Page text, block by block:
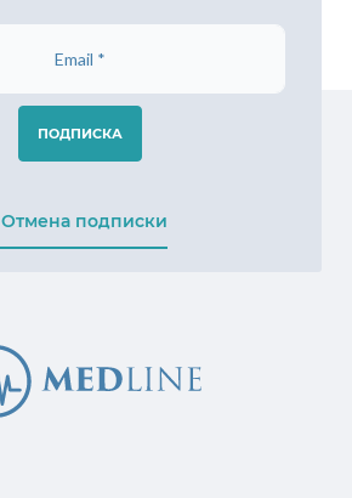
ПОДПИСКА
Отмена подписки